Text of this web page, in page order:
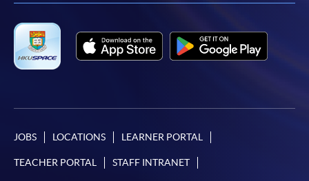
必須重新開始整個申請程序。
網上報名只支援「提早報讀優惠」。如需享用其他
報讀優惠，請親臨學院的報名中心報名。
在網上報名過程中，由於提交課程申請和付款在系
申請人應注意，不論親身或網上報讀，相同的課
程/科目只可提交一次申請。
JOBS LOCATIONS LEARNER PORTAL
TEACHER PORTAL STAFF INTRANET